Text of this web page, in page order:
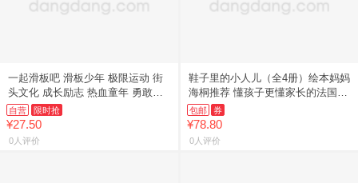
一起滑板吧 滑板少年 极限运动 街
头文化 成长励志 热血童年 勇敢挑
战 热爱 自由精神 户外运动 开阔视
野 世界探索
自营 限时抢
¥27.50
0人评价
鞋子里的小人儿（全4册）绘本妈妈
海桐推荐 懂孩子更懂家长的法国成
长童话绘本 博洛尼亚大奖金牌搭档
联手打造 让孩子在故事中
包邮 券
¥78.80
0人评价